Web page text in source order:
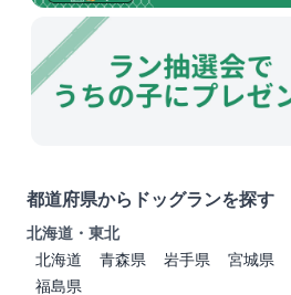
都道府県からドッグランを探す
北海道・東北
北海道
青森県 岩手県 宮城県
福島県